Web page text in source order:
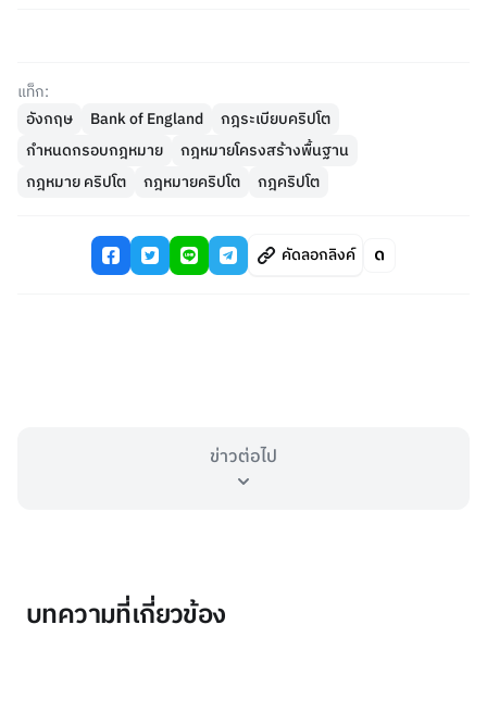
แท็ก:
อังกฤษ
Bank of England
กฎระเบียบคริปโต
กำหนดกรอบกฎหมาย
กฎหมายโครงสร้างพื้นฐาน
กฎหมาย คริปโต
กฎหมายคริปโต กฎคริปโต
คัดลอกลิงค์
ข่าวต่อไป
บทความที่เกี่ยวข้อง